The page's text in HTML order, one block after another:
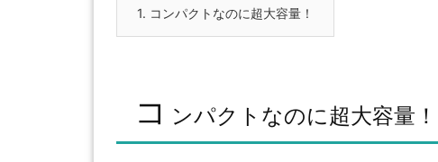
1. コンパクトなのに超大容量！
コ ンパクトなのに超大容量！